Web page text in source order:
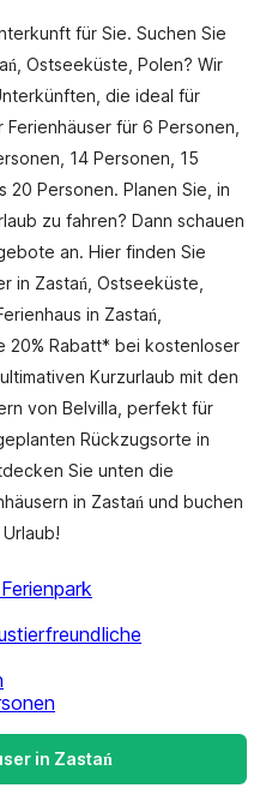
für Sie. Suchen Sie
Ostseeküste, Polen? Wir
die ideal für
für 6 Personen,
14 Personen, 15
20 Personen. Planen Sie, in
zu fahren? Dann schauen
an. Hier finden Sie
in Zastań, Ostseeküste,
in Zastań,
20% Rabatt* bei kostenloser
Kurzurlaub mit den
von Belvilla, perfekt für
Rückzugsorte in
Sie unten die
in Zastań und buchen
in Zastań